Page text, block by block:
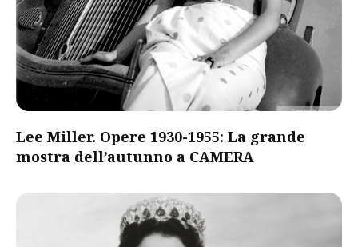
Lee Miller. Opere 1930-1955: La grande
mostra dell’autunno a CAMERA